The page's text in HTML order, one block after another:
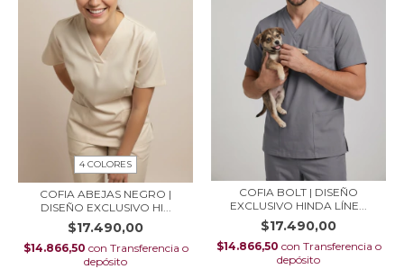
4 COLORES
COFIA ABEJAS NEGRO |
DISEÑO EXCLUSIVO HI...
$17.490,00
$14.866,50 con Transferencia o
depósito
COFIA BOLT | DISEÑO
EXCLUSIVO HINDA LÍNE...
$17.490,00
$14.866,50 con Transferencia o
depósito